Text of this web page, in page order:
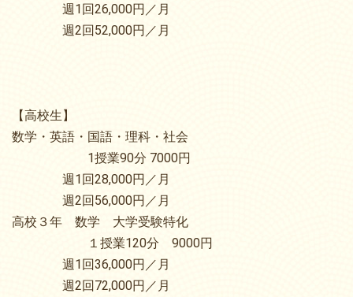
週1回26,000円／月
週2回52,000円／月
【高校生】
数学・英語・国語・理科・社会
1授業90分 7000円
週1回28,000円／月
週2回56,000円／月
高校３年 数学 大学受験特化
１授業120分 9000円
週1回36,000円／月
週2回72,000円／月